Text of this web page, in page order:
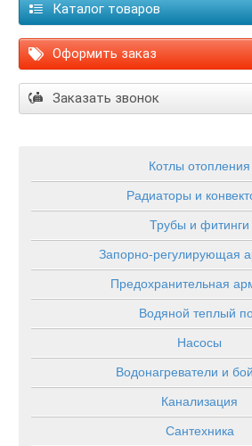
Каталог товаров
Оформить заказ
Заказать звонок
Котлы отопления
Радиаторы и
Трубы и фитинги
Запорно-регулирующая
Предохранительная
Водяной теплый
Насосы
Водонагреватели и
Канализация
Сантехника